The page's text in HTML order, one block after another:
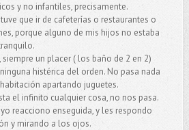
y no infantiles, precisamente.
que ir de cafeterías o restaurantes o
porque alguno de mis hijos no estaba
siempre un placer ( los baño de 2 en 2)
histérica del orden. No pasa nada
apartando juguetes.
el infinito cualquier cosa, no nos pasa.
reacciono enseguida, y les respondo
y mirando a los ojos.